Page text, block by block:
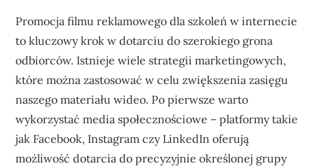
Promocja filmu reklamowego dla szkoleń w internecie
to kluczowy krok w dotarciu do szerokiego grona
odbiorców. Istnieje wiele strategii marketingowych,
które można zastosować w celu zwiększenia zasięgu
naszego materiału wideo. Po pierwsze warto
wykorzystać media społecznościowe – platformy takie
jak Facebook, Instagram czy LinkedIn oferują
możliwość dotarcia do precyzyjnie określonej grupy